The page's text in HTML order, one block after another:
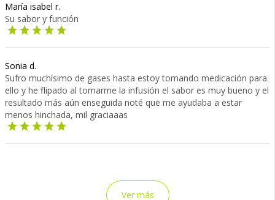
María isabel r.
Su sabor y función
Sonia d.
Sufro muchísimo de gases hasta estoy tomando medicación para
ello y he flipado al tomarme la infusión el sabor es muy bueno y el
resultado más aún enseguida noté que me ayudaba a estar
menos hinchada, mil graciaaas
Ver más